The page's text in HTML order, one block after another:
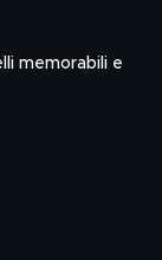
memorabili e